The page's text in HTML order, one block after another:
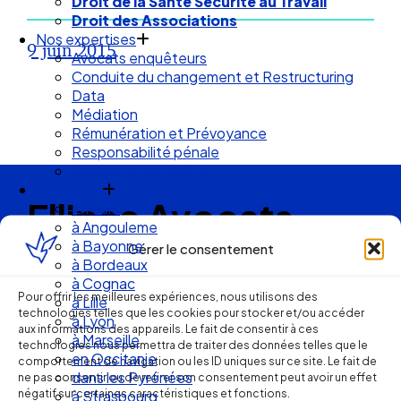
Gérer le consentement
Pour offrir les meilleures expériences, nous utilisons des
technologies telles que les cookies pour stocker et/ou accéder
aux informations des appareils. Le fait de consentir à ces
technologies nous permettra de traiter des données telles que le
comportement de navigation ou les ID uniques sur ce site. Le fait de
ne pas consentir ou de retirer son consentement peut avoir un effet
négatif sur certaines caractéristiques et fonctions.
Droit des Associations
Nos expertises
Avocats enquêteurs
Conduite du changement et Restructuring
Data
Médiation
Rémunération et Prévoyance
Responsabilité pénale
Risques et durabilité
En visio
à Angouleme
à Bayonne
à Bordeaux
à Cognac
à Lille
à Lyon
à Marseille
en Occitanie
dans les Pyrénées
à Strasbourg
9 juin 2015
Ellipse Avocats
Réseau
de cabinets
d’avocats